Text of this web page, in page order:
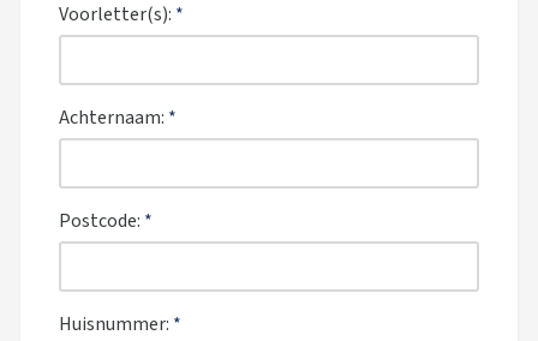
Voorletter(s): *
Achternaam: *
Postcode: *
Huisnummer: *